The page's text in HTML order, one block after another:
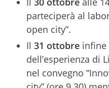
parteciperà al
open city”.
Il 31 ottobre infine
dell’esperienza di
nel convegno